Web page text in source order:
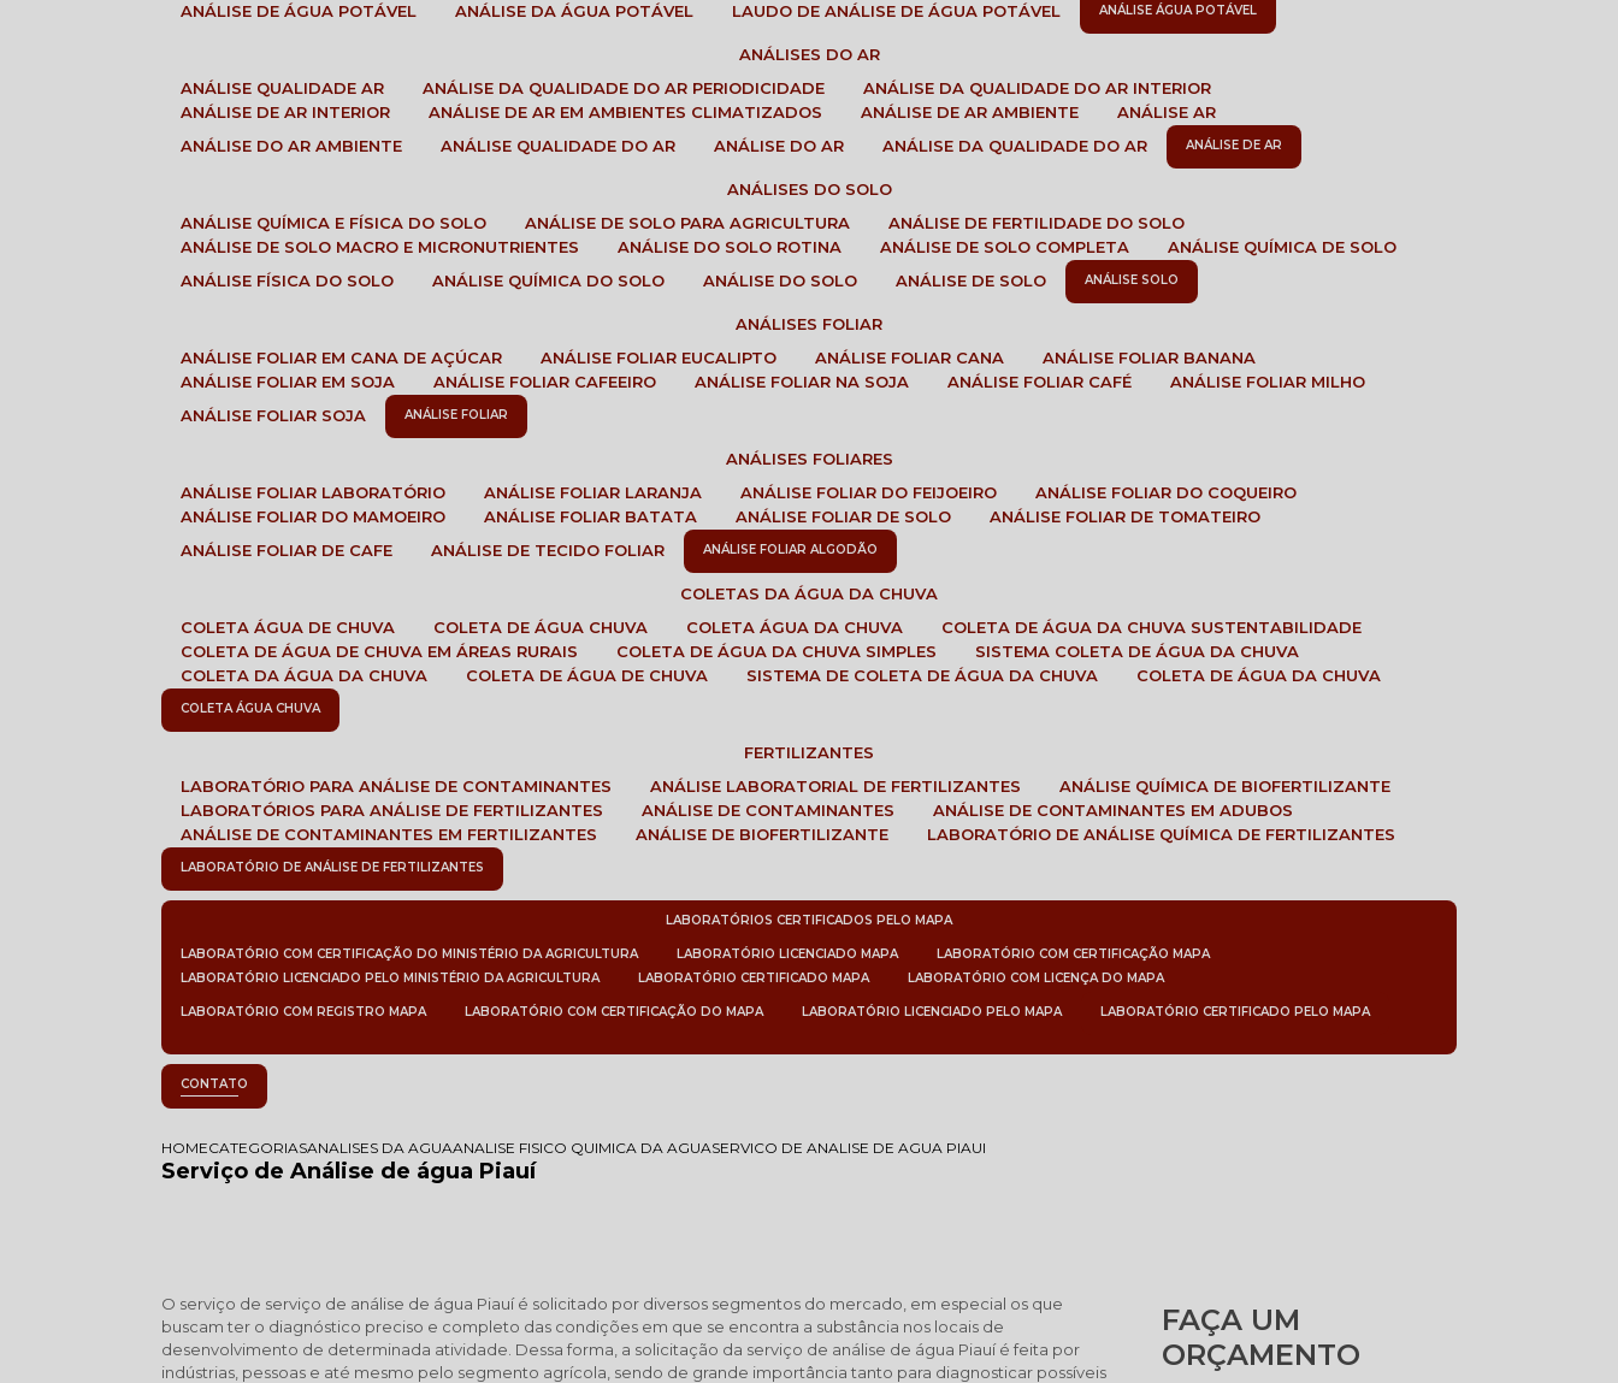
ANÁLISE DE ÁGUA POTÁVEL
ANÁLISE DA ÁGUA POTÁVEL LAUDO DE ANÁLISE DE ÁGUA POTÁVEL ANÁLISE ÁGUA POTÁVEL
ANÁLISES DO AR
ANÁLISE QUALIDADE AR
ANÁLISE DA QUALIDADE DO AR PERIODICIDADE
ANÁLISE DA QUALIDADE DO AR INTERIOR
ANÁLISE DE AR INTERIOR
ANÁLISE DE AR EM AMBIENTES CLIMATIZADOS ANÁLISE DE AR AMBIENTE
ANÁLISE AR
ANÁLISE DO AR AMBIENTE
ANÁLISE QUALIDADE DO AR ANÁLISE DO AR ANÁLISE DA QUALIDADE DO AR ANÁLISE DE AR
ANÁLISES DO SOLO
ANÁLISE QUÍMICA E FÍSICA DO SOLO
ANÁLISE DE SOLO PARA AGRICULTURA
ANÁLISE DE FERTILIDADE DO SOLO
ANÁLISE DE SOLO MACRO E MICRONUTRIENTES
ANÁLISE DO SOLO ROTINA ANÁLISE DE SOLO COMPLETA
ANÁLISE QUÍMICA DE SOLO
ANÁLISE FÍSICA DO SOLO
ANÁLISE QUÍMICA DO SOLO ANÁLISE DO SOLO ANÁLISE DE SOLO ANÁLISE SOLO
ANÁLISES FOLIAR
ANÁLISE FOLIAR EM CANA DE AÇÚCAR
ANÁLISE FOLIAR EUCALIPTO ANÁLISE FOLIAR CANA
ANÁLISE FOLIAR BANANA
ANÁLISE FOLIAR EM SOJA
ANÁLISE FOLIAR CAFEEIRO ANÁLISE FOLIAR NA SOJA ANÁLISE FOLIAR CAFÉ
ANÁLISE FOLIAR MILHO
ANÁLISE FOLIAR SOJA
ANÁLISE FOLIAR
ANÁLISES FOLIARES
ANÁLISE FOLIAR LABORATÓRIO
ANÁLISE FOLIAR LARANJA ANÁLISE FOLIAR DO FEIJOEIRO
ANÁLISE FOLIAR DO COQUEIRO
ANÁLISE FOLIAR DO MAMOEIRO
ANÁLISE FOLIAR BATATA ANÁLISE FOLIAR DE SOLO
ANÁLISE FOLIAR DE TOMATEIRO
ANÁLISE FOLIAR DE CAFE
ANÁLISE DE TECIDO FOLIAR ANÁLISE FOLIAR ALGODÃO
COLETAS DA ÁGUA DA CHUVA
COLETA ÁGUA DE CHUVA
COLETA DE ÁGUA CHUVA COLETA ÁGUA DA CHUVA
COLETA DE ÁGUA DA CHUVA SUSTENTABILIDADE
COLETA DE ÁGUA DE CHUVA EM ÁREAS RURAIS
COLETA DE ÁGUA DA CHUVA SIMPLES
SISTEMA COLETA DE ÁGUA DA CHUVA
COLETA DA ÁGUA DA CHUVA
COLETA DE ÁGUA DE CHUVA SISTEMA DE COLETA DE ÁGUA DA CHUVA COLETA DE ÁGUA DA CHUVA
COLETA ÁGUA CHUVA
FERTILIZANTES
LABORATÓRIO PARA ANÁLISE DE CONTAMINANTES
ANÁLISE LABORATORIAL DE FERTILIZANTES
ANÁLISE QUÍMICA DE BIOFERTILIZANTE
LABORATÓRIOS PARA ANÁLISE DE FERTILIZANTES
ANÁLISE DE CONTAMINANTES
ANÁLISE DE CONTAMINANTES EM ADUBOS
ANÁLISE DE CONTAMINANTES EM FERTILIZANTES
ANÁLISE DE BIOFERTILIZANTE LABORATÓRIO DE ANÁLISE QUÍMICA DE FERTILIZANTES
LABORATÓRIO DE ANÁLISE DE FERTILIZANTES
LABORATÓRIOS CERTIFICADOS PELO MAPA
LABORATÓRIO COM CERTIFICAÇÃO DO MINISTÉRIO DA AGRICULTURA LABORATÓRIO LICENCIADO MAPA
LABORATÓRIO COM CERTIFICAÇÃO MAPA
LABORATÓRIO LICENCIADO PELO MINISTÉRIO DA AGRICULTURA
LABORATÓRIO CERTIFICADO MAPA LABORATÓRIO COM LICENÇA DO MAPA
LABORATÓRIO COM REGISTRO MAPA LABORATÓRIO COM CERTIFICAÇÃO DO MAPA LABORATÓRIO LICENCIADO PELO MAPA LABORATÓRIO CERTIFICADO PELO MAPA
CONTATO
HOMECATEGORIASANALISES DA AGUAANALISE FISICO QUIMICA DA AGUASERVICO DE ANALISE DE AGUA PIAUI
Serviço de Análise de água Piauí
O serviço de serviço de análise de água Piauí é solicitado por diversos segmentos do mercado, em especial os que
buscam ter o diagnóstico preciso e completo das condições em que se encontra a substância nos locais de
desenvolvimento de determinada atividade. Dessa forma, a solicitação da serviço de análise de água Piauí é feita por
indústrias, pessoas e até mesmo pelo segmento agrícola, sendo de grande importância tanto para diagnosticar possíveis
FAÇA UM
ORÇAMENTO